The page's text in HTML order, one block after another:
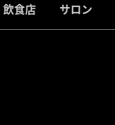
飲食店 サロン